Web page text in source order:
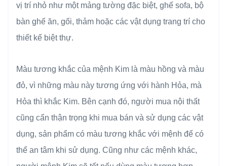
vị trí nhỏ như một mảng tường đặc biệt, ghế sofa, bộ
bàn ghế ăn, gối, thảm hoặc các vật dụng trang trí cho
thiết kế biệt thự.
Màu tương khắc của mệnh Kim là màu hồng và màu
đỏ, vì những màu này tương ứng với hành Hỏa, mà
Hỏa thì khắc Kim. Bên cạnh đó, người mua nội thất
cũng cẩn thận trọng khi mua bán và sử dụng các vật
dụng, sản phẩm có màu tương khắc với mệnh để có
thể an tâm khi sử dụng. Cũng như các mệnh khác,